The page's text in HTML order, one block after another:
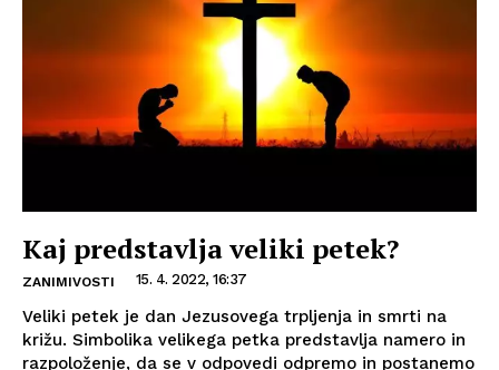
Kaj predstavlja veliki petek?
ZANIMIVOSTI 15. 4. 2022, 16:37
Veliki petek je dan Jezusovega trpljenja in smrti na
križu. Simbolika velikega petka predstavlja namero in
razpoloženje, da se v odpovedi odpremo in postanemo